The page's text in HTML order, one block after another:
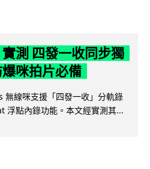
測 四發一收同步獨
咪拍片必備
線咪支援「四發一收」分軌錄
浮點內錄功能。本文經實測其...